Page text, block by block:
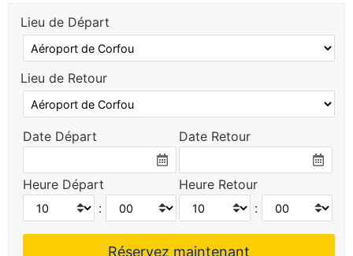
Lieu de Départ
Lieu de Retour
Date Départ
Heure Départ
:
Date Retour
Heure Retour
: